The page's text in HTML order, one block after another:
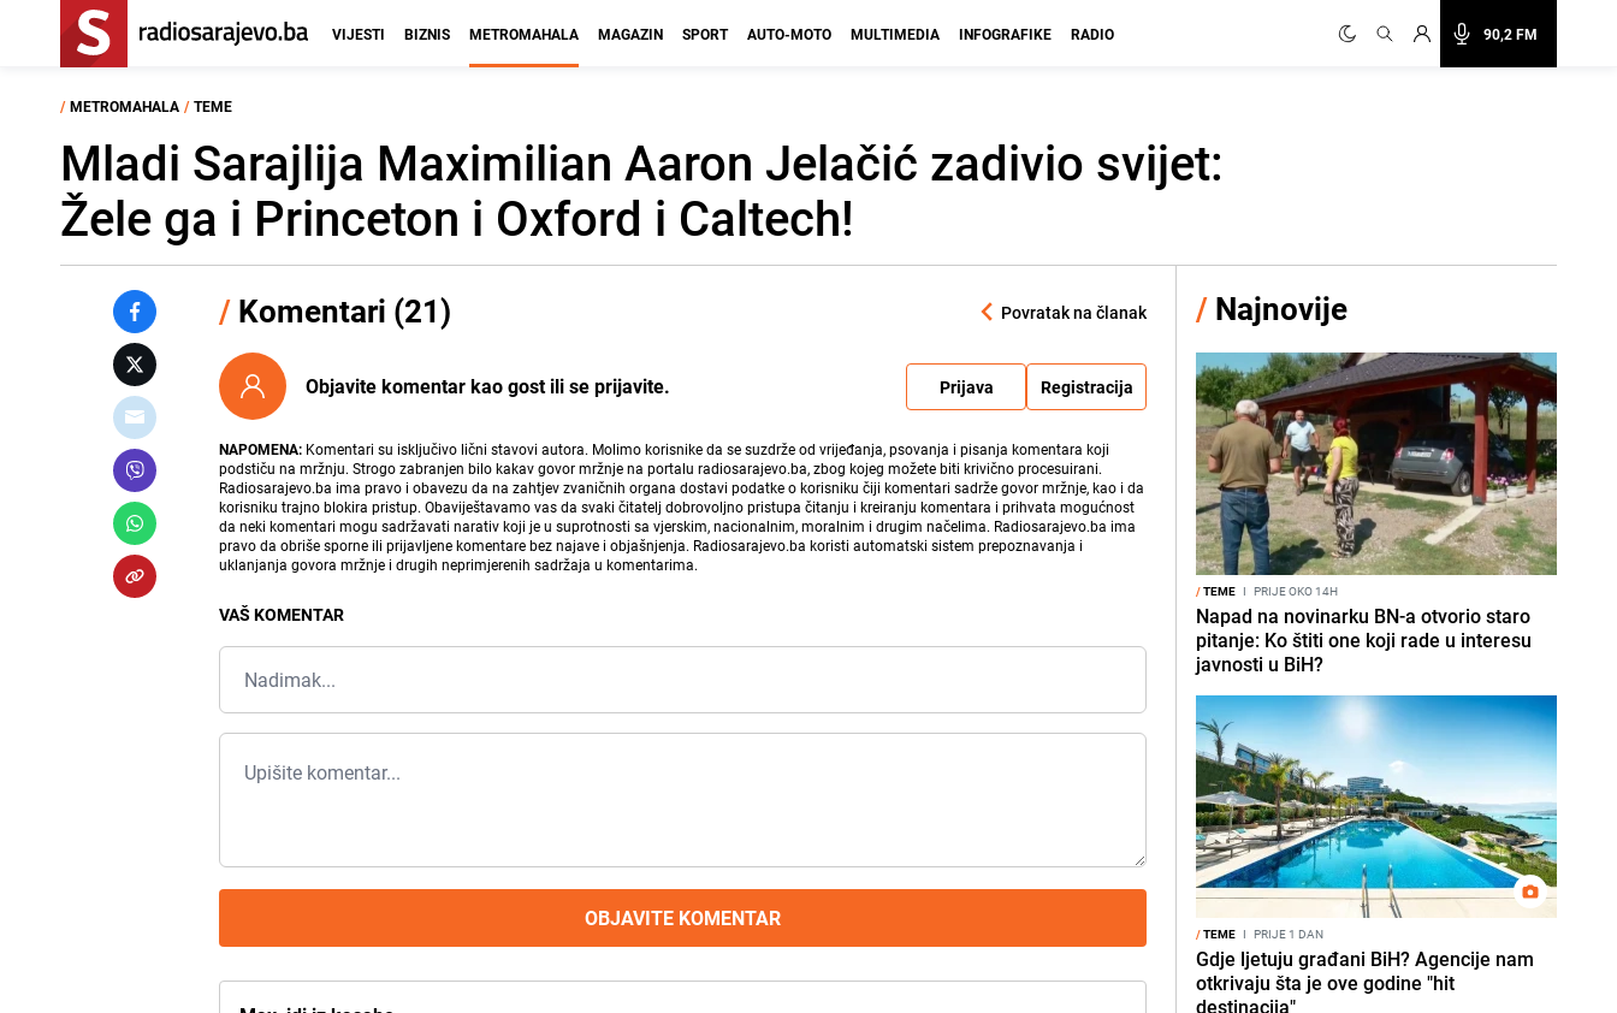
90,2 FM
VIJESTI BIZNIS METROMAHALA MAGAZIN SPORT AUTO-MOTO MULTIMEDIA INFOGRAFIKE RADIO
/ METROMAHALA / TEME
Mladi Sarajlija Maximilian Aaron Jelačić zadivio svijet:
Žele ga i Princeton i Oxford i Caltech!
/ Komentari (21) Povratak na članak
Objavite komentar kao gost ili se prijavite. Prijava Registracija
NAPOMENA: Komentari su isključivo lični stavovi autora. Molimo korisnike da se suzdrže od vrijeđanja, psovanja i pisanja komentara koji
podstiču na mržnju. Strogo zabranjen bilo kakav govor mržnje na portalu radiosarajevo.ba, zbog kojeg možete biti krivično procesuirani.
Radiosarajevo.ba ima pravo i obavezu da na zahtjev zvaničnih organa dostavi podatke o korisniku čiji komentari sadrže govor mržnje, kao i da
korisniku trajno blokira pristup. Obaviještavamo vas da svaki čitatelj dobrovoljno pristupa čitanju i kreiranju komentara i prihvata mogućnost
da neki komentari mogu sadržavati narativ koji je u suprotnosti sa vjerskim, nacionalnim, moralnim i drugim načelima. Radiosarajevo.ba ima
pravo da obriše sporne ili prijavljene komentare bez najave i objašnjenja. Radiosarajevo.ba koristi automatski sistem prepoznavanja i
uklanjanja govora mržnje i drugih neprimjerenih sadržaja u komentarima.
VAŠ KOMENTAR
OBJAVITE KOMENTAR
/ Najnovije
/TEME I PRIJE OKO 14H
Napad na novinarku BN-a otvorio staro
pitanje: Ko štiti one koji rade u interesu
javnosti u BiH?
/TEME I PRIJE 1 DAN
Gdje ljetuju građani BiH? Agencije nam
otkrivaju šta je ove godine "hit
destinacija"